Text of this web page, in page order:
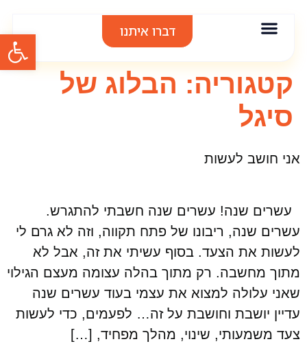
פתח דברו איתנו
קטגוריה: הבלוג של
סיגל
אני חושב לעשות
עשרים שנה! עשרים שנה חשבתי להתגרש.
עשרים שנה, ריבונו של פתח תקווה, וזה לא גרם לי
לעשות את הצעד. בסוף עשיתי את זה, אבל לא
מתוך מחשבה. רק מתוך בהלה עצומה מעצם הגילוי
שאני עלולה למצוא את עצמי בעוד עשרים שנה
עדיין יושבת וחושבת על זה… לפעמים, כדי לעשות
צעד משמעותי, שינוי, מהלך מפחיד, […]